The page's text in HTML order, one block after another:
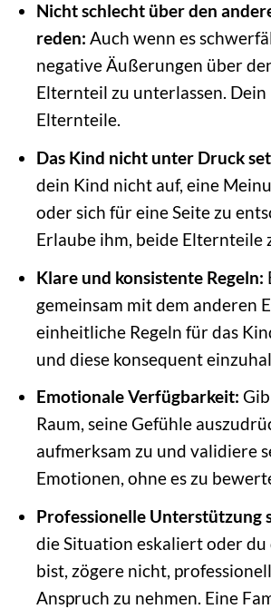
Nicht schlecht über den
reden: Auch wenn es
negative Äußerungen über
Elternteil zu unterlassen.
Elternteile.
Das Kind nicht unter Druck
dein Kind nicht auf, eine
oder sich für eine Seite zu
Erlaube ihm, beide Elternteile
Klare und konsistente Regeln:
gemeinsam mit dem anderen
einheitliche Regeln für das
und diese konsequent
Emotionale Verfügbarkeit:
Raum, seine Gefühle
aufmerksam zu und validiere
Emotionen, ohne es zu
Professionelle Unterstützung
die Situation eskaliert oder
bist, zögere nicht,
Anspruch zu nehmen. Eine